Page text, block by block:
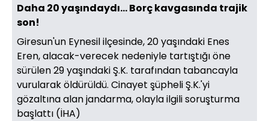
Daha 20 yaşındaydı... Borç kavgasında trajik
son!
Giresun'un Eynesil ilçesinde, 20 yaşındaki Enes
Eren, alacak-verecek nedeniyle tartıştığı öne
sürülen 29 yaşındaki Ş.K. tarafından tabancayla
vurularak öldürüldü. Cinayet şüpheli Ş.K.'yi
gözaltına alan jandarma, olayla ilgili soruşturma
başlattı (İHA)